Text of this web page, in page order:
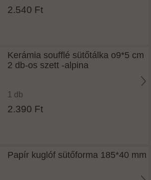
2.540 Ft
Kerámia soufflé sütőtálka o9*5 cm
2 db-os szett -alpina
1 db
2.390 Ft
Papír kuglóf sütőforma 185*40 mm